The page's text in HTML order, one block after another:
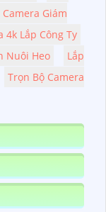
Giám
4k Lắp Công Ty
Nuôi Heo
Lắp
Trọn Bộ Camera